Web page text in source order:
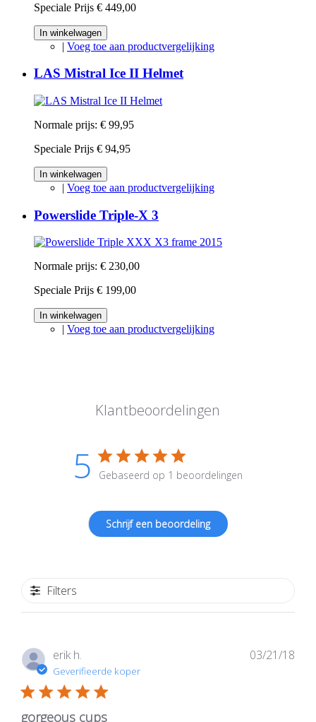
Speciale Prijs € 449,00
In winkelwagen
| Voeg toe aan productvergelijking
LAS Mistral Ice II Helmet
Normale prijs: € 99,95
Speciale Prijs € 94,95
In winkelwagen
| Voeg toe aan productvergelijking
Powerslide Triple-X 3
Normale prijs: € 230,00
Speciale Prijs € 199,00
In winkelwagen
| Voeg toe aan productvergelijking
Klantbeoordelingen
5 Gebaseerd op 1 beoordelingen
Schrijf een beoordeling
Filters
erik h.
Geverifieerde koper
gorgeous cups
03/21/18